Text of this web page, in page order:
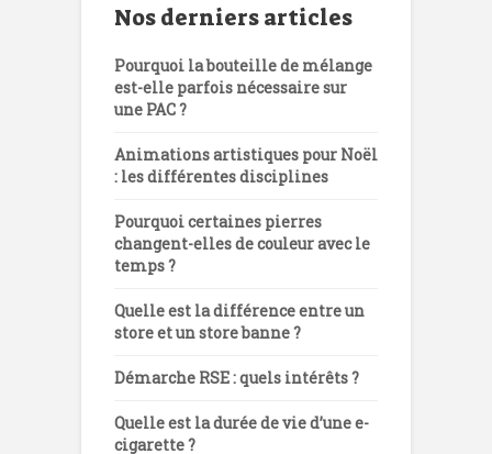
Nos derniers articles
Pourquoi la bouteille de mélange
est-elle parfois nécessaire sur
une PAC ?
Animations artistiques pour Noël
: les différentes disciplines
Pourquoi certaines pierres
changent-elles de couleur avec le
temps ?
Quelle est la différence entre un
store et un store banne ?
Démarche RSE : quels intérêts ?
Quelle est la durée de vie d’une e-
cigarette ?